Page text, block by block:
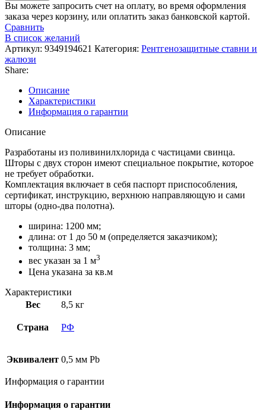
Вы можете запросить счет на оплату, во время оформления
заказа через корзину, или оплатить заказ банковской картой.
Сравнить
В список желаний
Артикул: 9349194621 Категория: Рентгенозащитные ставни и
жалюзи
Share:
Описание
Характеристики
Информация о гарантии
Описание
Разработаны из поливинилхлорида с частицами свинца.
Шторы с двух сторон имеют специальное покрытие, которое
не требует обработки.
Комплектация включает в себя паспорт приспособления,
сертификат, инструкцию, верхнюю направляющую и сами
шторы (одно-два полотна).
ширина: 1200 мм;
длина: от 1 до 50 м (определяется заказчиком);
толщина: 3 мм;
вес указан за 1 м3
Цена указана за кв.м
Характеристики
Вес
8,5 кг
Страна РФ
Эквивалент 0,5 мм Pb
Информация о гарантии
Информация о гарантии